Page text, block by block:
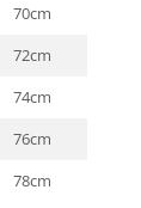
70cm
72cm
74cm
76cm
78cm